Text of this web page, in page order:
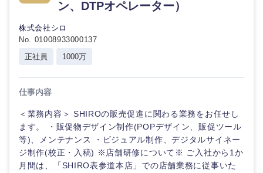
ン、DTPオペレーター）
株式会社シロ
No. 01008933000137
正社員
1000万
仕事内容
＜業務内容＞ SHIROの販売促進に関わる業務をお任せし
ます。 ・販促物デザイン制作(POPデザイン、販促ツール
等)、メンテナンス ・ビジュアル制作、デジタルサイネー
ジ制作(校正・入稿) ※店舗研修について※ ご入社から1か
月間は、「SHIRO表参道本店」での店舗業務に従事いた